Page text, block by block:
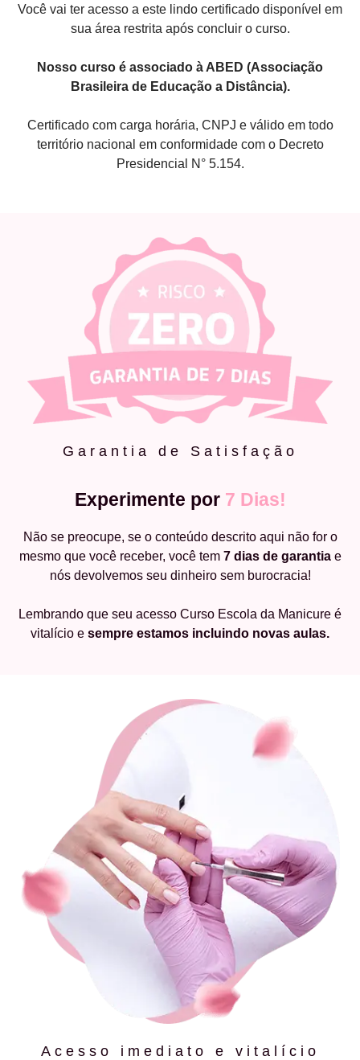
Você vai ter acesso a este lindo certificado disponível em
sua área restrita após concluir o curso.
Nosso curso é associado à ABED (Associação
Brasileira de Educação a Distância).
Certificado com carga horária, CNPJ e válido em todo
território nacional em conformidade com o Decreto
Presidencial N° 5.154.
Garantia de Satisfação
Experimente por 7 Dias!
Não se preocupe, se o conteúdo descrito aqui não for o
mesmo que você receber, você tem 7 dias de garantiae
nós devolvemos seu dinheiro sem burocracia!
Lembrando que seu acesso Curso Escola da Manicure é
vitalício e sempre estamos incluindo novas aulas.
Acesso imediato e vitalício